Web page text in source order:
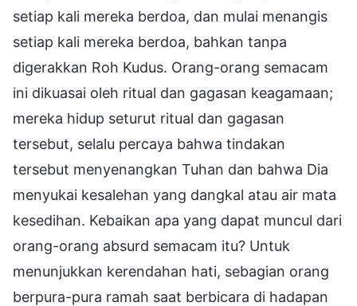
setiap kali mereka berdoa, dan mulai menangis
setiap kali mereka berdoa, bahkan tanpa
digerakkan Roh Kudus. Orang-orang semacam
ini dikuasai oleh ritual dan gagasan keagamaan;
mereka hidup seturut ritual dan gagasan
tersebut, selalu percaya bahwa tindakan
tersebut menyenangkan Tuhan dan bahwa Dia
menyukai kesalehan yang dangkal atau air mata
kesedihan. Kebaikan apa yang dapat muncul dari
orang-orang absurd semacam itu? Untuk
menunjukkan kerendahan hati, sebagian orang
berpura-pura ramah saat berbicara di hadapan